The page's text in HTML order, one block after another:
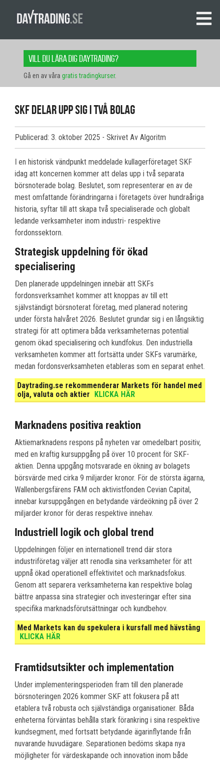
Vill du lära dig daytrading?
Gå en av våra gratis tradingkurser.
SKF delar upp sig i två bolag
Publicerad: 3. oktober 2025 - Skrivet Av Algoritm
I en historisk vändpunkt meddelade kullagerföretaget SKF
idag att koncernen kommer att delas upp i två separata
börsnoterade bolag. Beslutet, som representerar en av de
mest omfattande förändringarna i företagets över hundraåriga
historia, syftar till att skapa två specialiserade och globalt
ledande verksamheter inom industri- respektive
fordonssektorn.
Strategisk uppdelning för ökad
specialisering
Den planerade uppdelningen innebär att SKFs
fordonsverksamhet kommer att knoppas av till ett
självständigt börsnoterat företag, med planerad notering
under första halvåret 2026. Beslutet grundar sig i en långsiktig
strategi för att optimera båda verksamheternas potential
genom ökad specialisering och kundfokus. Den industriella
verksamheten kommer att fortsätta under SKFs varumärke,
medan fordonsverksamheten etableras som en separat enhet.
Daytrading.se rekommenderar Markets för handel med
olja, valuta och aktier
KLICKA HÄR
Marknadens positiva reaktion
Aktiemarknadens respons på nyheten var omedelbart positiv,
med en kraftig kursuppgång på över 10 procent för SKF-
aktien. Denna uppgång motsvarade en ökning av bolagets
börsvärde med cirka 9 miljarder kronor. För de största ägarna,
Wallenbergsfärens FAM och aktivistfonden Cevian Capital,
innebar kursuppgången en betydande värdeökning på över 2
miljarder kronor för deras respektive innehav.
Industriell logik och global trend
Uppdelningen följer en internationell trend där stora
industriföretag väljer att renodla sina verksamheter för att
uppnå ökad operationell effektivitet och marknadsfokus.
Genom att separera verksamheterna kan respektive bolag
bättre anpassa sina strategier och investeringar efter sina
specifika marknadsförutsättningar och kundbehov.
Med Markets kan du spekulera i kursfall med hävstång
KLICKA HÄR
Framtidsutsikter och implementation
Under implementeringsperioden fram till den planerade
börsnoteringen 2026 kommer SKF att fokusera på att
etablera två robusta och självständiga organisationer. Båda
enheterna förväntas behålla stark förankring i sina respektive
kundsegment, med fortsatt betydande ägarinflytande från
nuvarande huvudägare. Separationen bedöms skapa nya
möjligheter för värdeskapande och innovation inom både